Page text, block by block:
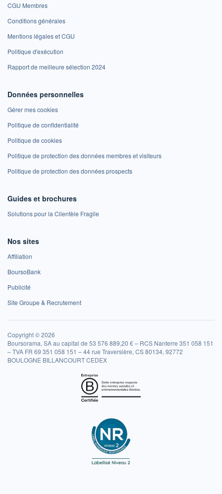
CGU Membres
Conditions générales
Mentions légales et CGU
Politique d'exécution
Rapport de meilleure sélection 2024
Données personnelles
Gérer mes cookies
Politique de confidentialité
Politique de cookies
Politique de protection des données membres et visiteurs
Politique de protection des données prospects
Guides et brochures
Solutions pour la Clientèle Fragile
Nos sites
Affiliation
BoursoBank
Publicité
Site Groupe & Recrutement
Copyright © 2026
Boursorama, SA au capital de 53 576 889,20 € – RCS Nanterre 351 058 151
– TVA FR 69 351 058 151 – 44 rue Traversière, CS 80134, 92772
BOULOGNE BILLANCOURT CEDEX